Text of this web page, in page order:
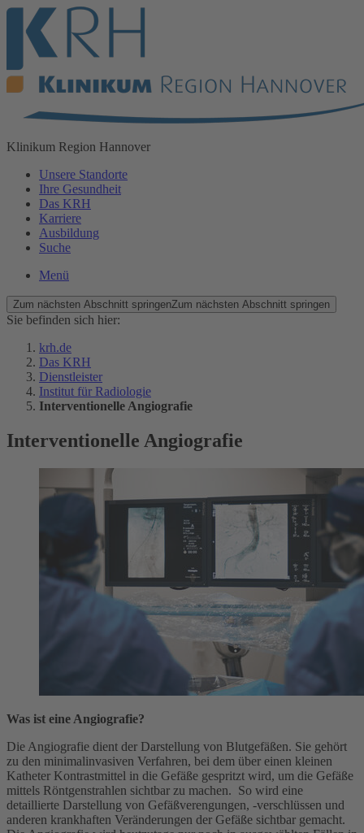
Klinikum Region Hannover
Unsere Standorte
Ihre Gesundheit
Das KRH
Karriere
Ausbildung
Suche
Menü
Zum nächsten Abschnitt springenZum nächsten Abschnitt springen
Sie befinden sich hier:
krh.de
Das KRH
Dienstleister
Institut für Radiologie
Interventionelle Angiografie
Interventionelle Angiografie
Was ist eine Angiografie?
Die Angiografie dient der Darstellung von Blutgefäßen. Sie gehört
zu den minimalinvasiven Verfahren, bei dem über einen kleinen
Katheter Kontrastmittel in die Gefäße gespritzt wird, um die Gefäße
mittels Röntgenstrahlen sichtbar zu machen. So wird eine
detaillierte Darstellung von Gefäßverengungen, -verschlüssen und
anderen krankhaften Veränderungen der Gefäße sichtbar gemacht.